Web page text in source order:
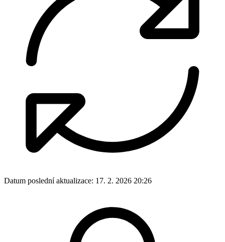
Datum poslední aktualizace: 17. 2. 2026 20:26